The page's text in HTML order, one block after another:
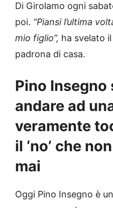
Di Girolamo ogni
poi. “Piansi l’ultima
mio figlio”, ha svelato
padrona di casa.
Pino Insegno
andare ad
veramente
il ‘no’ che
mai
Oggi Pino Insegno è